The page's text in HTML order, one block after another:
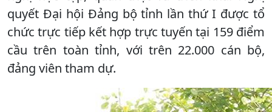
quyết Đại hội Đảng bộ tỉnh lần thứ I được tổ
chức trực tiếp kết hợp trực tuyến tại 159 điểm
cầu trên toàn tỉnh, với trên 22.000 cán bộ,
đảng viên tham dự.